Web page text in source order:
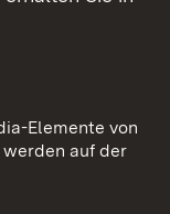
Elemente von
auf der